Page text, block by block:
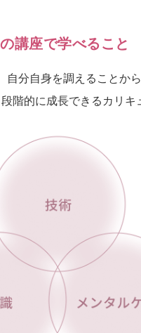
講座で学べること
分自身を調えることか
階的に成長できるカリキ